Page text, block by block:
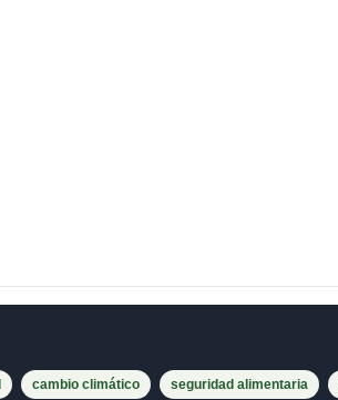
cambio climático seguridad alimentaria